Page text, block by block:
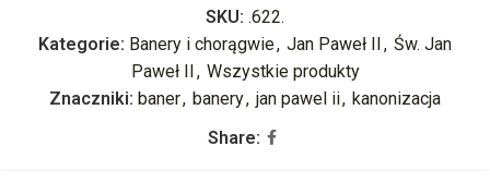
SKU: .622.
Kategorie: Banery i chorągwie, Jan Paweł II, Św. Jan
Paweł II, Wszystkie produkty
Znaczniki: baner, banery, jan pawel ii, kanonizacja
Share: